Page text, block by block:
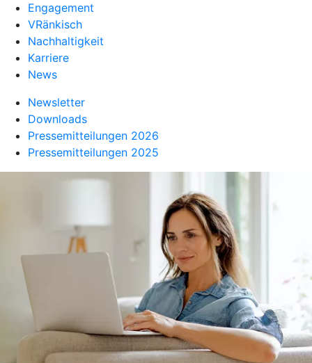
Engagement
VRänkisch
Nachhaltigkeit
Karriere
News
Newsletter
Downloads
Pressemitteilungen 2026
Pressemitteilungen 2025